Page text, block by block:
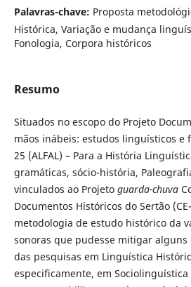
Palavras-chave: Proposta
Histórica, Variação e mudança
Fonologia, Corpora históricos
Resumo
Situados no escopo do Projeto
mãos inábeis: estudos linguísticos e
25 (ALFAL) – Para a História
gramáticas, sócio-história,
vinculados ao Projeto guarda-chuva
Documentos Históricos do Sertão
metodologia de estudo histórico da
sonoras que pudesse mitigar
das pesquisas em Linguística
especificamente, em